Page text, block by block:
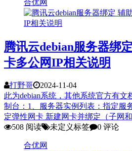
合优网
腾讯云debian服务器绑
卡多公网IP相关说明
打野哥
2024-11-04
此为debian系统，其他系统官方有
制台：1、服务器实例列表：指定服
定弹性网卡 新建网卡并绑定（子网
508 阅读
未定义标签 0 评论
合优网